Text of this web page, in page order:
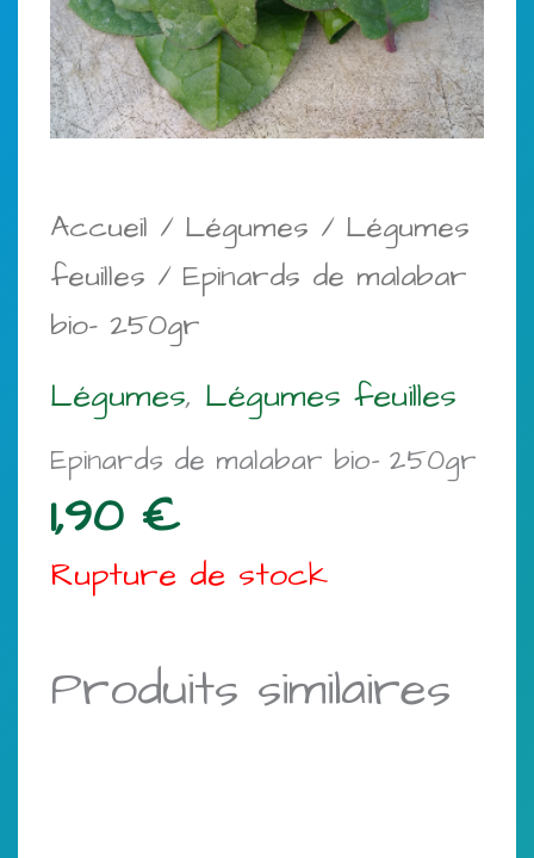
Accueil / Légumes / Légumes
feuilles / Epinards de malabar
bio- 250gr
Légumes, Légumes feuilles
Epinards de malabar bio- 250gr
1,90€
Rupture de stock
Produits similaires